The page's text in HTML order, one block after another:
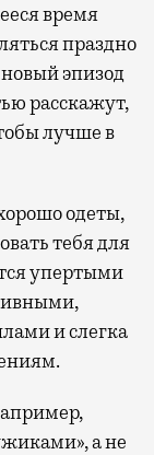
время
праздно
эпизод
расскажут,
лучше в
одеты,
тебя для
упертыми
и слегка
а не